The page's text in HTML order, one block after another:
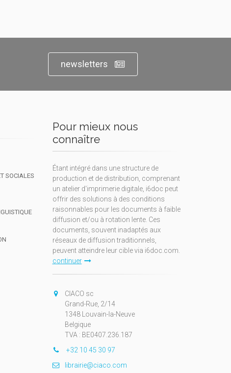
newsletters
SOCIALES
Pour mieux nous
connaître
Étant intégré dans une structure de
production et de distribution, comprenant
un atelier d'imprimerie digitale, i6doc peut
offrir des solutions à des conditions
raisonnables pour les documents à faible
diffusion et/ou à rotation lente. Ces
documents, souvent inadaptés aux
réseaux de diffusion traditionnels,
peuvent atteindre leur cible via i6doc.com.
continuer
CIACO sc
Grand-Rue, 2/14
1348 Louvain-la-Neuve
Belgique
TVA : BE0407.236.187
+32 10 45 30 97
librairie@ciaco.com